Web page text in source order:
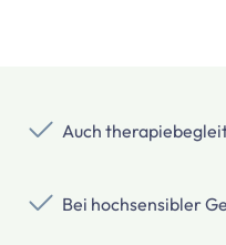
Auch
Bei hochsensibler